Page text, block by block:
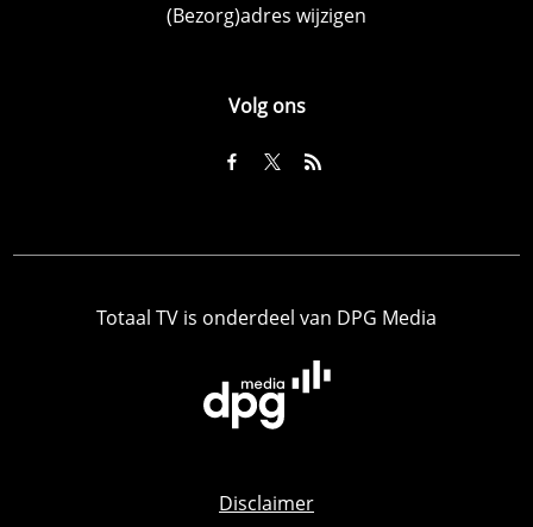
(Bezorg)adres wijzigen
Volg ons
Totaal TV is onderdeel van DPG Media
Disclaimer